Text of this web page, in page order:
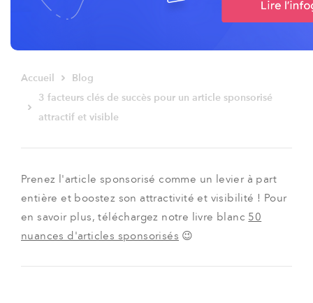
Accueil
Blog
3 facteurs clés de succès pour un article sponsorisé
attractif et visible
Prenez l'article sponsorisé comme un levier à part
entière et boostez son attractivité et visibilité ! Pour
en savoir plus, téléchargez notre livre blanc 50
nuances d'articles sponsorisés 😉